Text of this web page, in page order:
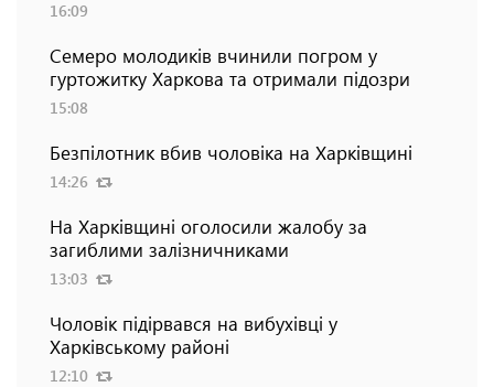
16:09
Семеро молодиків вчинили погром у
гуртожитку Харкова та отримали підозри
15:08
Безпілотник вбив чоловіка на Харківщині
14:26
На Харківщині оголосили жалобу за
загиблими залізничниками
13:03
Чоловік підірвався на вибухівці у
Харківському районі
12:10